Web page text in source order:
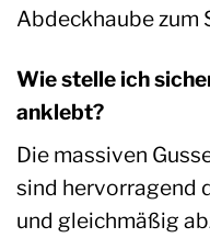
Abdeckhaube zum
Wie stelle ich
anklebt?
Die massiven
sind hervorragend
und gleichmäßig